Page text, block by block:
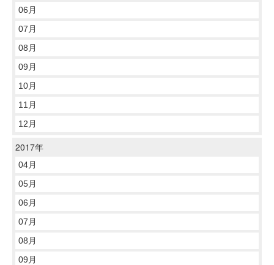
06月
07月
08月
09月
10月
11月
12月
2017年
04月
05月
06月
07月
08月
09月